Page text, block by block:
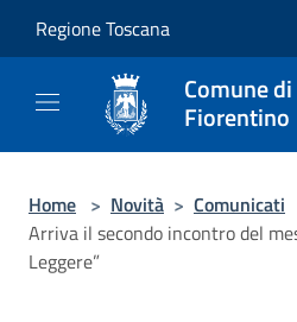
Regione Toscana
Comune
Fiorentino
Home > Novità > Comunicati
Arriva il secondo incontro del
Leggere”